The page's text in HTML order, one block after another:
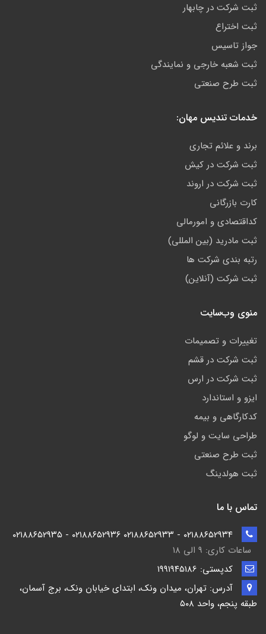
ثبت شرکت در چابهار
ثبت اختراع
جواز تاسیس
ثبت شعبه خارجی و نمایندگی
ثبت طرح صنعتی
خدمات تندیس مهان:
برند و علائم تجاری
ثبت شرکت در کیش
ثبت شرکت در اروند
کارت بازرگانی
کداقتصادی و امورمالی
ثبت مادرید (بین المللی)
رتبه بندی شرکت ها
ثبت شرکت (آنلاین)
منوی وب‌سایت
تغییرات و تصمیمات
ثبت شرکت در قشم
ثبت شرکت در ارس
ایزو و استاندارد
کدکارگاهی و بیمه
طراحی سایت و لوگو
ثبت طرح صنعتی
ثبت هولدینگ
تماس با ما
ساعات کاری: ۹ الی ۱۸
کدپستی: ۱۹۹۱۹۴5186
آدرس: تهران، میدان ونک، ابتدای خیابان ونک، برج آسمان،
طبقه پنجم، واحد ۵۰۸